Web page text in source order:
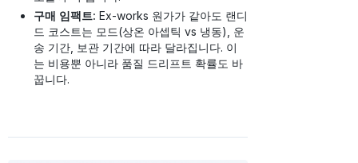
구매 임팩트: Ex-works 원가가 같아도 랜디
드 코스트는 모드(상온 아셉틱 vs 냉동), 운
송 기간, 보관 기간에 따라 달라집니다. 이
는 비용뿐 아니라 품질 드리프트 확률도 바
꿉니다.